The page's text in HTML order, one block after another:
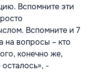
Вспомните эти
Вспомните и 7
на вопросы – кто
конечно же,
-